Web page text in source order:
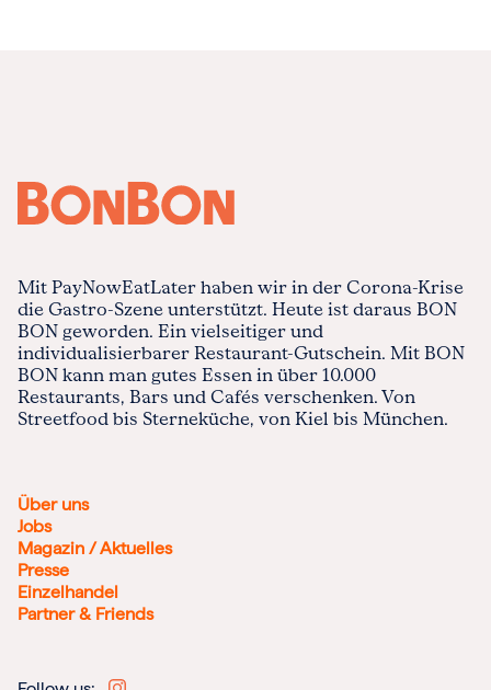
Mit PayNowEatLater haben wir in der Corona-Krise
die Gastro-Szene unterstützt. Heute ist daraus BON
BON geworden. Ein vielseitiger und
individualisierbarer Restaurant-Gutschein. Mit BON
BON kann man gutes Essen in über 10.000
Restaurants, Bars und Cafés verschenken. Von
Streetfood bis Sterneküche, von Kiel bis München.
Über uns
Jobs
Magazin / Aktuelles
Presse
Einzelhandel
Partner & Friends